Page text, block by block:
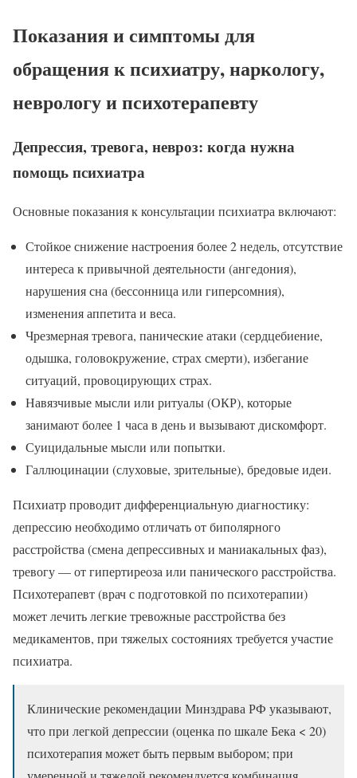
Показания и симптомы для
обращения к психиатру, наркологу,
неврологу и психотерапевту
Депрессия, тревога, невроз: когда нужна
помощь психиатра
Основные показания к консультации психиатра включают:
Стойкое снижение настроения более 2 недель, отсутствие
интереса к привычной деятельности (ангедония),
нарушения сна (бессонница или гиперсомния),
изменения аппетита и веса.
Чрезмерная тревога, панические атаки (сердцебиение,
одышка, головокружение, страх смерти), избегание
ситуаций, провоцирующих страх.
Навязчивые мысли или ритуалы (ОКР), которые
занимают более 1 часа в день и вызывают дискомфорт.
Суицидальные мысли или попытки.
Галлюцинации (слуховые, зрительные), бредовые идеи.
Психиатр проводит дифференциальную диагностику:
депрессию необходимо отличать от биполярного
расстройства (смена депрессивных и маниакальных фаз),
тревогу — от гипертиреоза или панического расстройства.
Психотерапевт (врач с подготовкой по психотерапии)
может лечить легкие тревожные расстройства без
медикаментов, при тяжелых состояниях требуется участие
психиатра.
Клинические рекомендации Минздрава РФ указывают,
что при легкой депрессии (оценка по шкале Бека < 20)
психотерапия может быть первым выбором; при